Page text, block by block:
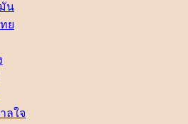
น
ย
ลใจ